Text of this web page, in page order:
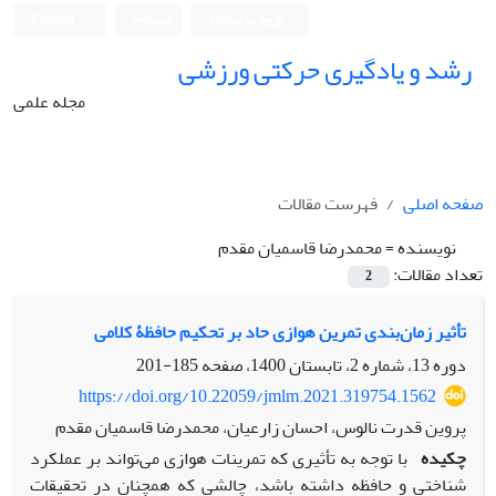
رشد و یادگیری حرکتی ورزشی
مجله علمی
صفحه اصلی
فهرست مقالات
نویسنده =محمدرضا قاسمیان مقدم
تعداد مقالات:
2
تأثیر زمان‌بندی تمرین هوازی حاد بر تحکیم حافظۀ کلامی
دوره 13، شماره 2، تابستان 1400، صفحه
185-201
https://doi.org/10.22059/jmlm.2021.319754.1562
پروین قدرت نالوس، احسان زارعیان، محمدرضا قاسمیان مقدم
چکیده با توجه به تأثیری که تمرینات هوازی می‌تواند بر عملکرد
شناختی و حافظه داشته باشد، چالشی که همچنان در تحقیقات